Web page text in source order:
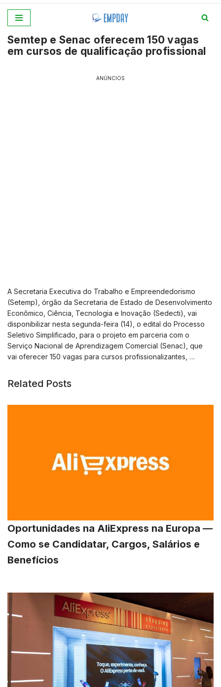
para
o
Semtep e Senac oferecem 150 vagas
em cursos de qualificação profissional
ANÚNCIOS
A Secretaria Executiva do Trabalho e Empreendedorismo
(Setemp), órgão da Secretaria de Estado de Desenvolvimento
Econômico, Ciência, Tecnologia e Inovação (Sedecti), vai
disponibilizar nesta segunda-feira (14), o edital do Processo
Seletivo Simplificado, para o projeto em parceria com o
Serviço Nacional de Aprendizagem Comercial (Senac), que
vai oferecer 150 vagas para cursos profissionalizantes, …
Related Posts
Oportunidades na AliExpress na Europa —
Como se Candidatar, Cargos, Salários e
Benefícios